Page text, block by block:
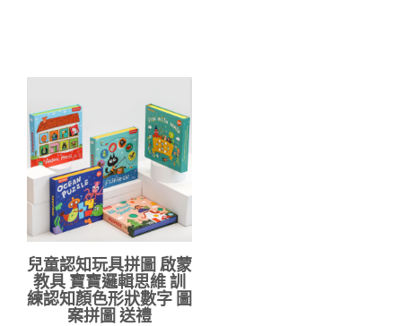
兒童認知玩具拼圖 啟蒙
教具 寶寶邏輯思維 訓
練認知顏色形狀數字 圖
案拼圖 送禮